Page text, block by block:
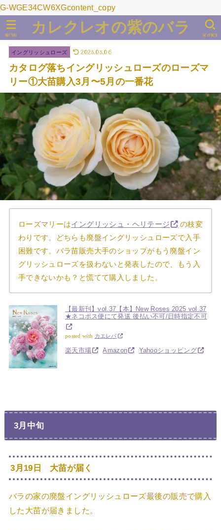
G-WGE34CW6XGcontent_copy
カレクレオの紫のバラ SEARCH
MENU
イングリッシュローズ 2025.05.06
カタログ落ちイングリッシュローズのローズマ
リー①大苗購入3月〜5月の一番花
ローズマリーはイングリッシュ・ヘリテージ
の枝変
わりです。どちらも廃盤イングリッシュローズで入手
困難です。バラ苗販売大手のショップがもう廃盤イン
グリッシュローズを扱わないと発表したので、もう入
手できないかも？と慌てて購入しました。
【最新刊】vol.37【本】New Roses 2025 vol.37
★ネコポス便にて発送 後払い不可/日時指定不可
posted with カエレバ
楽天市場 Amazon Yahooショッピング
3月中旬
3月19日 大苗が届く
バラの家の廃盤イングリッシュローズ最後の販売で購入
した大苗が届きました。